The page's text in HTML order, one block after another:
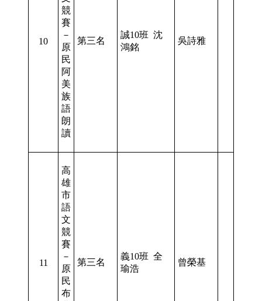
10
競
賽
－
原
民
阿
美
族
語
朗
讀
第三名
誠10班 沈
鴻銘
吳詩雅
11
高
雄
市
語
文
競
賽
－
原
民
布
第三名
義10班 全
瑜浩
曾榮基